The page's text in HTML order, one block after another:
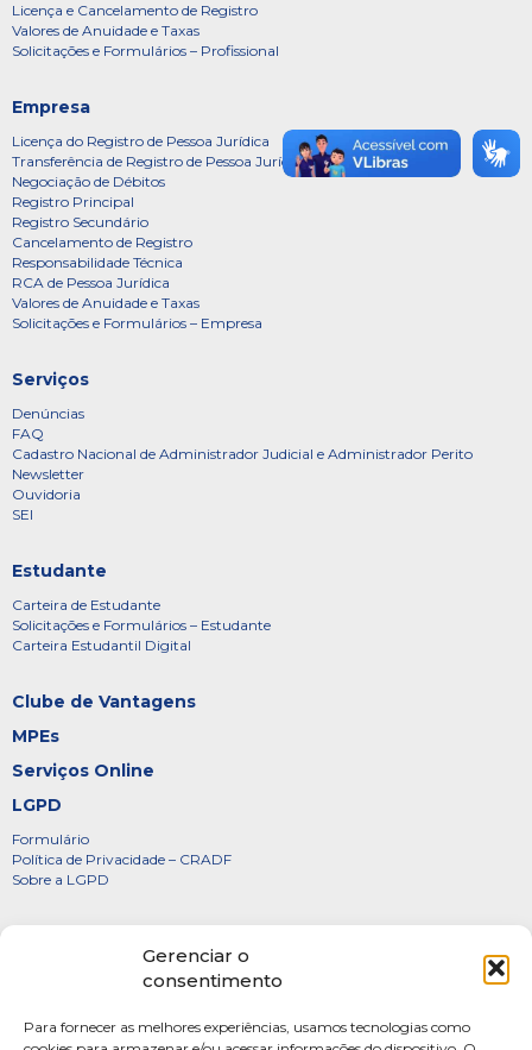
Gerenciar o
consentimento
Para fornecer as melhores experiências, usamos tecnologias como
Licença e Cancelamento de Registro
Valores de Anuidade e Taxas
Solicitações e Formulários – Profissional
Empresa
Licença do Registro de Pessoa Jurídica
Transferência de Registro de Pessoa Jurídica
Negociação de Débitos
Registro Principal
Registro Secundário
Cancelamento de Registro
Responsabilidade Técnica
RCA de Pessoa Jurídica
Valores de Anuidade e Taxas
Solicitações e Formulários – Empresa
Serviços
Denúncias
FAQ
Cadastro Nacional de Administrador Judicial e Administrador Perito
Newsletter
Ouvidoria
SEI
Estudante
Carteira de Estudante
Solicitações e Formulários – Estudante
Carteira Estudantil Digital
Clube de Vantagens
MPEs
Serviços Online
LGPD
Formulário
Política de Privacidade – CRADF
Sobre a LGPD
Diretoria